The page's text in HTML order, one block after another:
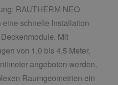
RAUTHERM NEO
schnelle Installation
Mit
von 1,0 bis 4,5 Meter,
angeboten werden,
Raumgeometrien ein